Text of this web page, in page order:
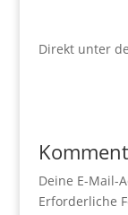
Direkt unter
Deine E-Mail-
Erforderliche